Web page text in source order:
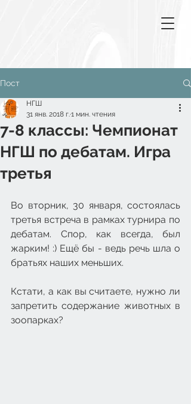
Пост
7-8 классы: Чемпионат
НГШ по дебатам. Игра
третья
НГШ
31 янв. 2018 г.1 мин. чтения
Во вторник, 30 января, состоялась
третья встреча в рамках турнира по
дебатам. Спор, как всегда, был
жарким! :) Ещё бы - ведь речь шла о
братьях наших меньших.
Кстати, а как вы считаете, нужно ли
запретить содержание животных в
зоопарках?